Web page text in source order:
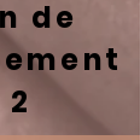
de